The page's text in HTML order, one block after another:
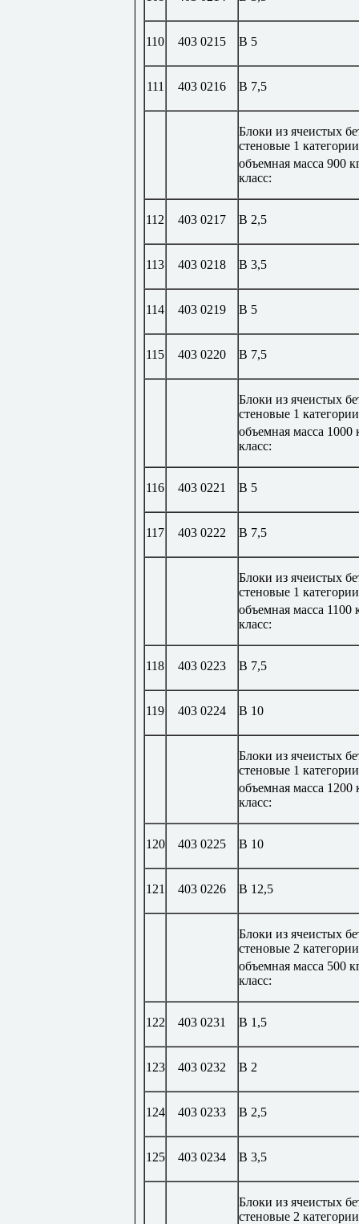
110 403 0215 В 5
111 403 0216 В 7,5
Блоки из ячеистых
стеновые 1
объемная масса 900
класс:
112 403 0217 В 2,5
113 403 0218 В 3,5
114 403 0219 В 5
115 403 0220 В 7,5
Блоки из ячеистых
стеновые 1
объемная масса 1000
класс:
116 403 0221 В 5
117 403 0222 В 7,5
Блоки из ячеистых
стеновые 1
объемная масса 1100
класс:
118 403 0223 В 7,5
119 403 0224 В 10
Блоки из ячеистых
стеновые 1
объемная масса 1200
класс:
120 403 0225 В 10
121 403 0226 В 12,5
Блоки из ячеистых
стеновые 2
объемная масса 500
класс:
122 403 0231 В 1,5
123 403 0232 В 2
124 403 0233 В 2,5
125 403 0234 В 3,5
Блоки из ячеистых
стеновые 2